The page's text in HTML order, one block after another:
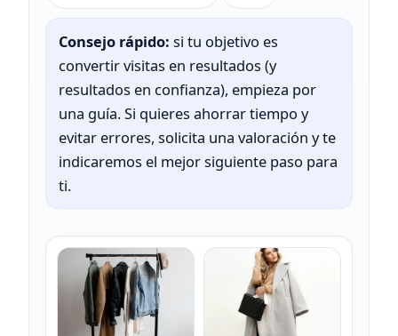
Consejo rápido: si tu objetivo es
convertir visitas en resultados (y
resultados en confianza), empieza por
una guía. Si quieres ahorrar tiempo y
evitar errores, solicita una valoración y te
indicaremos el mejor siguiente paso para
ti.